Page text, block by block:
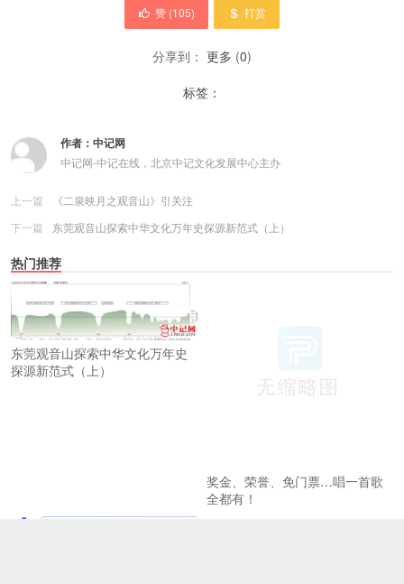
赞 (105) 打赏
分享到： 更多 (0)
标签：
作者： 中记网
中记网-中记在线，北京中记文化发展中心主办
上一篇
《二泉映月之观音山》引关注
下一篇
东莞观音山探索中华文化万年史探源新范式（上）
热门推荐
东莞观音山探索中华文化万年史
探源新范式（上）
奖金、荣誉、免门票…唱一首歌
全都有！